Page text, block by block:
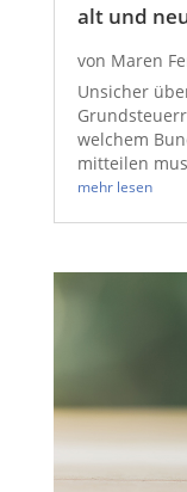
alt und
von Maren
Unsicher
welchem
mitteilen
mehr lesen